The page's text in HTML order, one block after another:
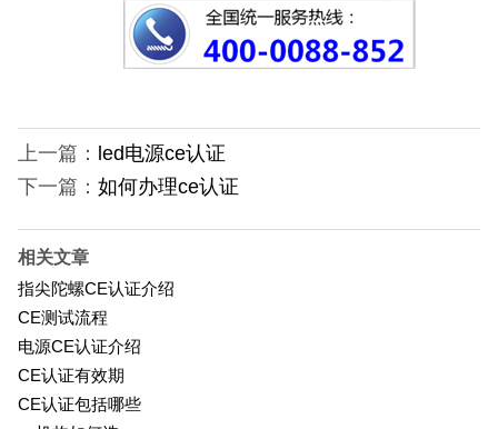
上一篇： led电源ce认证
下一篇： 如何办理ce认证
相关文章
指尖陀螺CE认证介绍
CE测试流程
电源CE认证介绍
CE认证有效期
CE认证包括哪些